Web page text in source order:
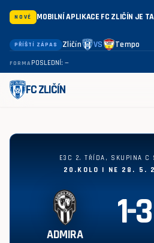
NOVÉ MOBILNÍ APLIKACE FC ZLIČÍN JE
PŘÍŠTÍ ZÁPAS Zličín VS Tempo
FORMAPOSLEDNÍ: —
FC ZLIČÍN
Admira - Uhelné sklady 1:3
E3C 2. TŘÍDA, SKUPINA C
20.KOLO | NE 28. 5.
ADMIRA 1-3